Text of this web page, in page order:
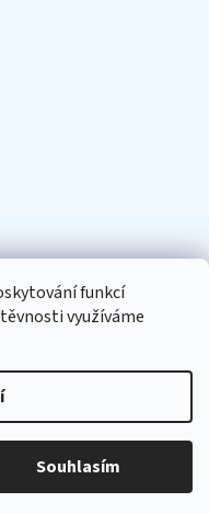
funkcí
využíváme
Souhlasím
práva vyhrazena.